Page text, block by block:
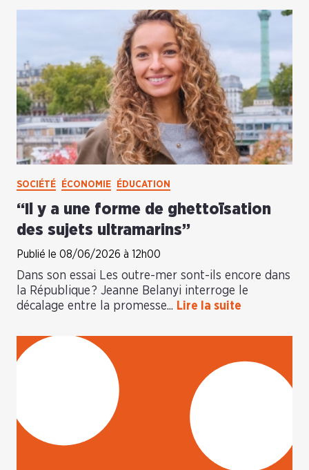
SOCIÉTÉ ÉCONOMIE ÉDUCATION
“Il y a une forme de ghettoïsation
des sujets ultramarins”
Publié le 08/06/2026 à 12h00
Dans son essai Les outre-mer sont-ils encore dans
la République ? Jeanne Belanyi interroge le
décalage entre la promesse... Lire la suite